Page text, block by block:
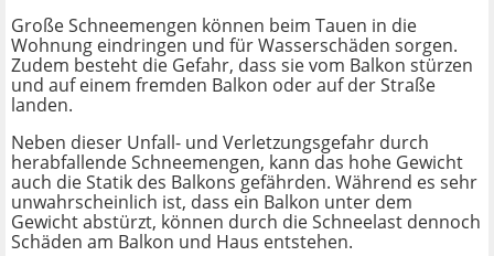
Große Schneemengen können beim Tauen in die
Wohnung eindringen und für Wasserschäden sorgen.
Zudem besteht die Gefahr, dass sie vom Balkon stürzen
und auf einem fremden Balkon oder auf der Straße
landen.
Neben dieser Unfall- und Verletzungsgefahr durch
herabfallende Schneemengen, kann das hohe Gewicht
auch die Statik des Balkons gefährden. Während es sehr
unwahrscheinlich ist, dass ein Balkon unter dem
Gewicht abstürzt, können durch die Schneelast dennoch
Schäden am Balkon und Haus entstehen.